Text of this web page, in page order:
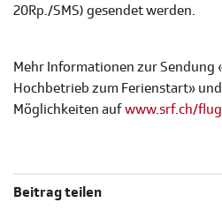
20Rp./SMS) gesendet werden.
Mehr Informationen zur Sendung
Hochbetrieb zum Ferienstart»
Möglichkeiten aufwww.srf.ch/
Beitrag teilen